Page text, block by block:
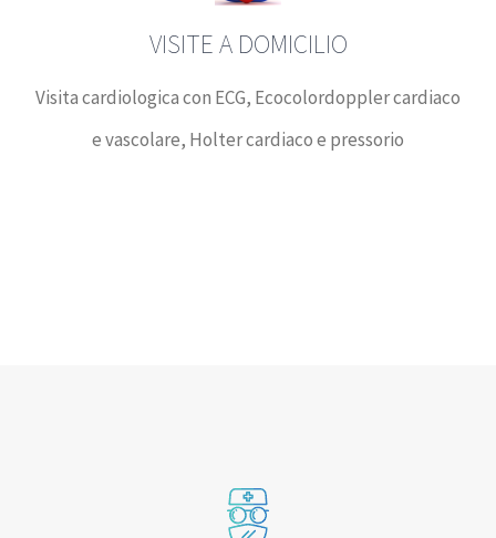
VISITE A DOMICILIO
Visita cardiologica con ECG, Ecocolordoppler cardiaco
e vascolare, Holter cardiaco e pressorio